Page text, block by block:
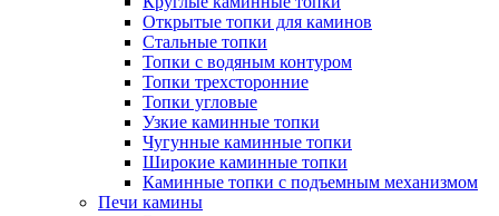
Открытые топки для каминов
Стальные топки
Топки с водяным контуром
Топки трехсторонние
Топки угловые
Узкие каминные топки
Чугунные каминные топки
Широкие каминные топки
Каминные топки с подъемным механизмом
Печи камины